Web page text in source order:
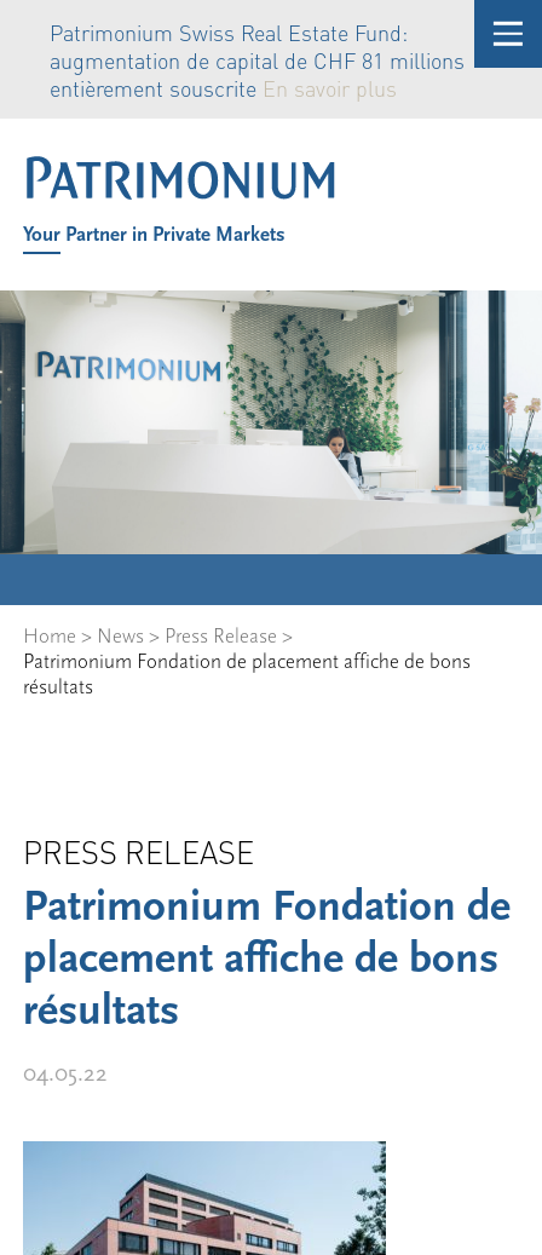
Patrimonium Swiss Real Estate Fund:
augmentation de capital de CHF 81 millions
entièrement souscrite En savoir plus
Your Partner in Private Markets
Home > News > Press Release >
Patrimonium Fondation de placement affiche de bons
résultats
PRESS RELEASE
Patrimonium Fondation de
placement affiche de bons
résultats
04.05.22